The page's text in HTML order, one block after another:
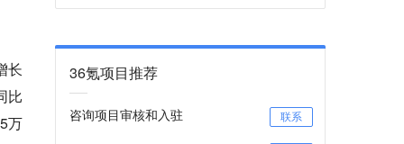
长
比
万
36氪项目推荐
咨询项目审核和入驻 联系